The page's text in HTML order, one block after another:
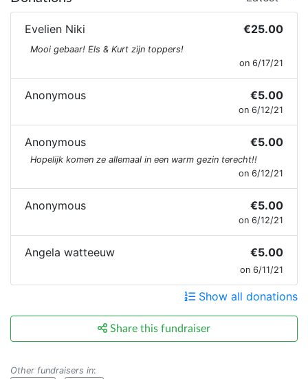
Evelien Niki €25.00
Mooi gebaar! Els & Kurt zijn toppers!
on 6/17/21
Anonymous €5.00
on 6/12/21
Anonymous €5.00
Hopelijk komen ze allemaal in een warm gezin terecht!!
on 6/12/21
Anonymous €5.00
on 6/12/21
Angela watteeuw €5.00
on 6/11/21
Show all donations
Share this fundraiser
Other fundraisers in: